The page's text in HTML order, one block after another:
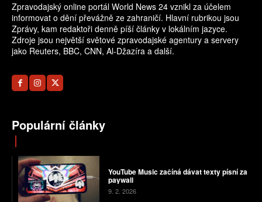
Zpravodajský online portál World News 24 vznikl za účelem
informovat o dění převážně ze zahraničí. Hlavní rubrikou jsou
Zprávy, kam redaktoři denně píší články v lokálním jazyce.
Zdroje jsou největší světové zpravodajské agentury a servery
jako Reuters, BBC, CNN, Al-Džazíra a další.
Populární články
YouTube Music začíná dávat texty písní za
paywall
9. 2. 2026